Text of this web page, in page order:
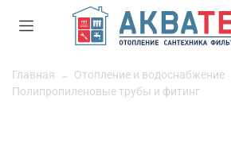
Главная Отопление и водоснабжение
Полипропиленовые трубы и фитинг